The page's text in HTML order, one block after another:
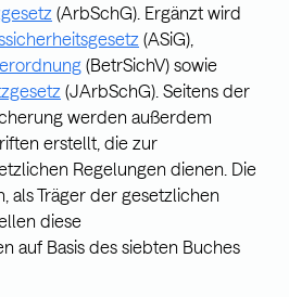
(ArbSchG). Ergänzt wird
(ASiG),
(BetrSichV) sowie
(JArbSchG). Seitens der
werden außerdem
erstellt, die zur
Regelungen dienen. Die
als Träger der gesetzlichen
diese
auf Basis des siebten Buches